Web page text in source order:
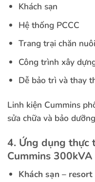
Khách sạn
Hệ thống PCCC
Trang trại chăn nuôi
Công trình xây
Dễ bảo trì và thay
Linh kiện Cummins
sửa chữa và bảo
4. Ứng dụng thực
Cummins 300kVA
Khách sạn – resort